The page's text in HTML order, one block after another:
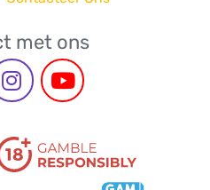
met ons